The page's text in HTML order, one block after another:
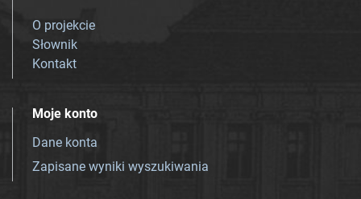
O projekcie
Słownik
Kontakt
Moje konto
Dane konta
Zapisane wyniki wyszukiwania